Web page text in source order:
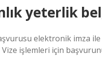
yeterlik
elektronik imza
işlemleri için